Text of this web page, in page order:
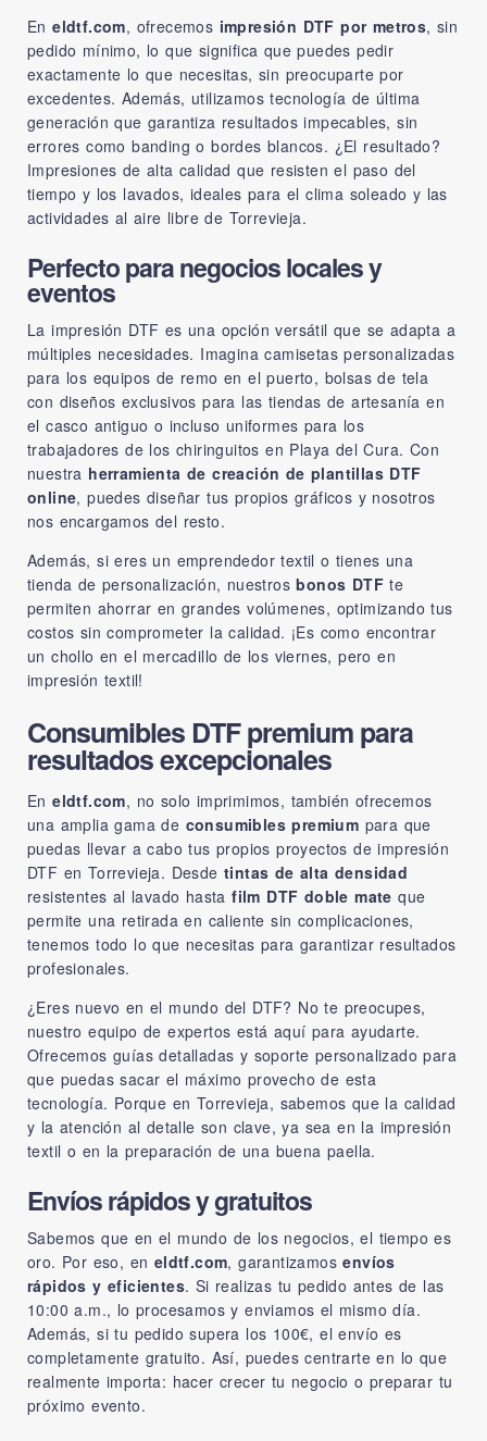
Eneldtf.com, ofrecemos impresión DTF por metros, sin
pedido mínimo, lo que significa que puedes pedir
exactamente lo que necesitas, sin preocuparte por
excedentes. Además, utilizamos tecnología de última
generación que garantiza resultados impecables, sin
errores como banding o bordes blancos. ¿El resultado?
Impresiones de alta calidad que resisten el paso del
tiempo y los lavados, ideales para el clima soleado y las
actividades al aire libre de Torrevieja.
Perfecto para negocios locales y
eventos
La impresión DTF es una opción versátil que se adapta a
múltiples necesidades. Imagina camisetas personalizadas
para los equipos de remo en el puerto, bolsas de tela
con diseños exclusivos para las tiendas de artesanía en
el casco antiguo o incluso uniformes para los
trabajadores de los chiringuitos en Playa del Cura. Con
nuestra herramienta de creación de plantillas DTF
online, puedes diseñar tus propios gráficos y nosotros
nos encargamos del resto.
Además, si eres un emprendedor textil o tienes una
tienda de personalización, nuestrosbonos DTF te
permiten ahorrar en grandes volúmenes, optimizando tus
costos sin comprometer la calidad. ¡Es como encontrar
un chollo en el mercadillo de los viernes, pero en
impresión textil!
Consumibles DTF premium para
resultados excepcionales
Eneldtf.com, no solo imprimimos, también ofrecemos
una amplia gama de consumibles premium para que
puedas llevar a cabo tus propios proyectos de impresión
DTF en Torrevieja. Desde tintas de alta densidad
resistentes al lavado hastafilm DTF doble mate que
permite una retirada en caliente sin complicaciones,
tenemos todo lo que necesitas para garantizar resultados
profesionales.
¿Eres nuevo en el mundo del DTF? No te preocupes,
nuestro equipo de expertos está aquí para ayudarte.
Ofrecemos guías detalladas y soporte personalizado para
que puedas sacar el máximo provecho de esta
tecnología. Porque en Torrevieja, sabemos que la calidad
y la atención al detalle son clave, ya sea en la impresión
textil o en la preparación de una buena paella.
Envíos rápidos y gratuitos
Sabemos que en el mundo de los negocios, el tiempo es
oro. Por eso, en eldtf.com, garantizamosenvíos
rápidos y eficientes. Si realizas tu pedido antes de las
10:00 a.m., lo procesamos y enviamos el mismo día.
Además, si tu pedido supera los 100€, el envío es
completamente gratuito. Así, puedes centrarte en lo que
realmente importa: hacer crecer tu negocio o preparar tu
próximo evento.